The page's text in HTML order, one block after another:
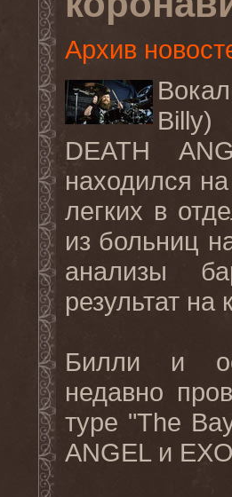
Архив
Billy)
DEATH
находился
легких в
из больниц
анализы
результат на
Билли и
недавно
туре "The
ANGEL и